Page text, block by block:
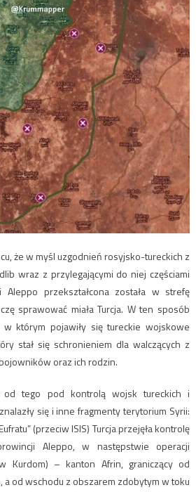
że w myśl uzgodnień rosyjsko-tureckich z
wraz z przylegającymi do niej częściami
Aleppo przekształcona została w strefę
sprawować miała Turcja. W ten sposób
którym pojawiły się tureckie wojskowe
stał się schronieniem dla walczących z
oraz ich rodzin.
od tego pod kontrolą wojsk tureckich i
się i inne fragmenty terytorium Syrii:
(przeciw ISIS) Turcja przejęła kontrolę
Aleppo, w następstwie operacji
Kurdom) – kanton Afrin, graniczący od
a od wschodu z obszarem zdobytym w toku